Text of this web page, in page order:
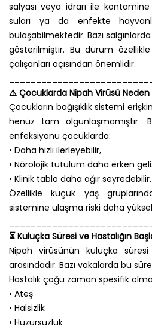
salyası veya idrarı ile
suları ya da enfekte
bulaşabilmektedir. Bazı
gösterilmiştir. Bu durum
çalışanları açısından önemlidir.
⚠️ Çocuklarda Nipah Virüsü Neden
Çocukların bağışıklık sistemi
henüz tam olgunlaşmamıştır.
enfeksiyonu çocuklarda:
• Daha hızlı ilerleyebilir,
• Nörolojik tutulum daha erken
• Klinik tablo daha ağır seyredebilir.
Özellikle küçük yaş
sistemine ulaşma riski daha
⏳ Kuluçka Süresi ve Hastalığın
Nipah virüsünün kuluçka
arasındadır. Bazı vakalarda bu
Hastalık çoğu zaman spesifik
• Ateş
• Halsizlik
• Huzursuzluk